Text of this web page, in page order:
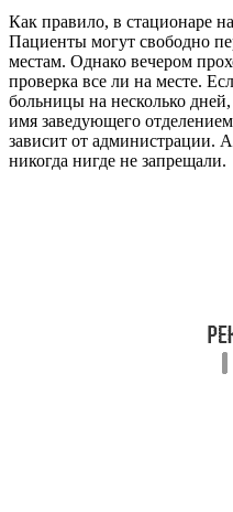
Как правило, в стационаре
Пациенты могут свободно
местам. Однако вечером
проверка все ли на месте.
больницы на несколько
имя заведующего
зависит от администрации.
никогда нигде не запрещали.